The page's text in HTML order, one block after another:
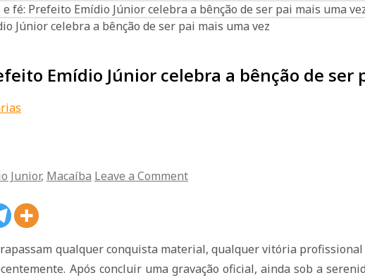
fé: Prefeito Emídio Júnior celebra a bênção de ser pai mais uma
Emídio Júnior celebra a bênção de ser
Junior, Macaíba Leave a Comment
qualquer conquista material, qualquer vitória
Após concluir uma gravação oficial, ainda sob a